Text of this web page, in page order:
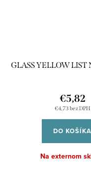
GLASS YELLOW LIST
€4,73 bez DPH
€5,82
DO KOŠÍKA
Na externom